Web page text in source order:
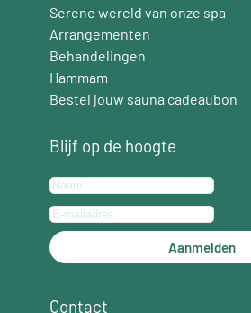
Serene wereld van onze spa
Arrangementen
Behandelingen
Hammam
Bestel jouw sauna cadeaubon
Blijf op de hoogte
Aanmelden
Contact